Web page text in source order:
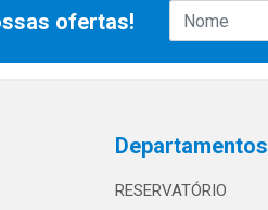
ofertas!
Departamentos
RESERVATÓRIO